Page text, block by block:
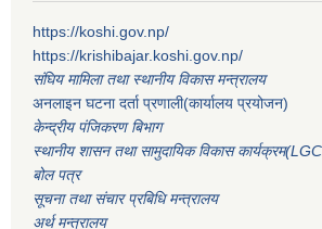
https://koshi.gov.np/
https://krishibajar.koshi.gov.np/
संघिय मामिला तथा स्थानीय विकास मन्त्रालय
अनलाइन घटना दर्ता प्रणाली(कार्यालय प्रयोजन)
केन्द्रीय पंजिकरण बिभाग
स्थानीय शासन तथा सामुदायिक विकास
बोल पत्र
सूचना तथा संचार प्रबिधि मन्त्रालय
अर्थ मन्त्रालय